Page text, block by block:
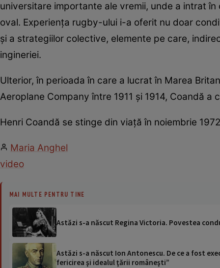
universitare importante ale vremii, unde a intrat
oval. Experiența rugby-ului i-a oferit nu doar
și a strategiilor colective, elemente pe care,
ingineriei.
Ulterior, în perioada în care a lucrat în Marea
Aeroplane Company între 1911 și 1914, Coandă
Henri Coandă se stinge din viață în noiembrie
Maria Anghel
video
MAI MULTE PENTRU TINE
Astăzi s-a născut Regina Victoria. Povestea
Astăzi s-a născut Ion Antonescu. De ce a fost
fericirea şi idealul ţării româneşti”